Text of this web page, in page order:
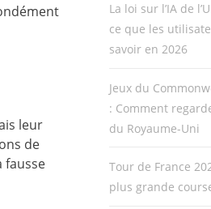
leur
de
fausse
La loi sur l’IA de
ce que les
savoir en 2026
Jeux du
: Comment
du Royaume-Uni
Tour de France
plus grande